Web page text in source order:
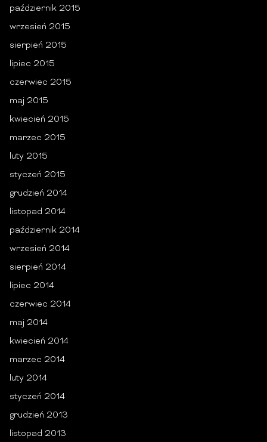
październik 2015
wrzesień 2015
sierpień 2015
lipiec 2015
czerwiec 2015
maj 2015
kwiecień 2015
marzec 2015
luty 2015
styczeń 2015
grudzień 2014
listopad 2014
październik 2014
wrzesień 2014
sierpień 2014
lipiec 2014
czerwiec 2014
maj 2014
kwiecień 2014
marzec 2014
luty 2014
styczeń 2014
grudzień 2013
listopad 2013